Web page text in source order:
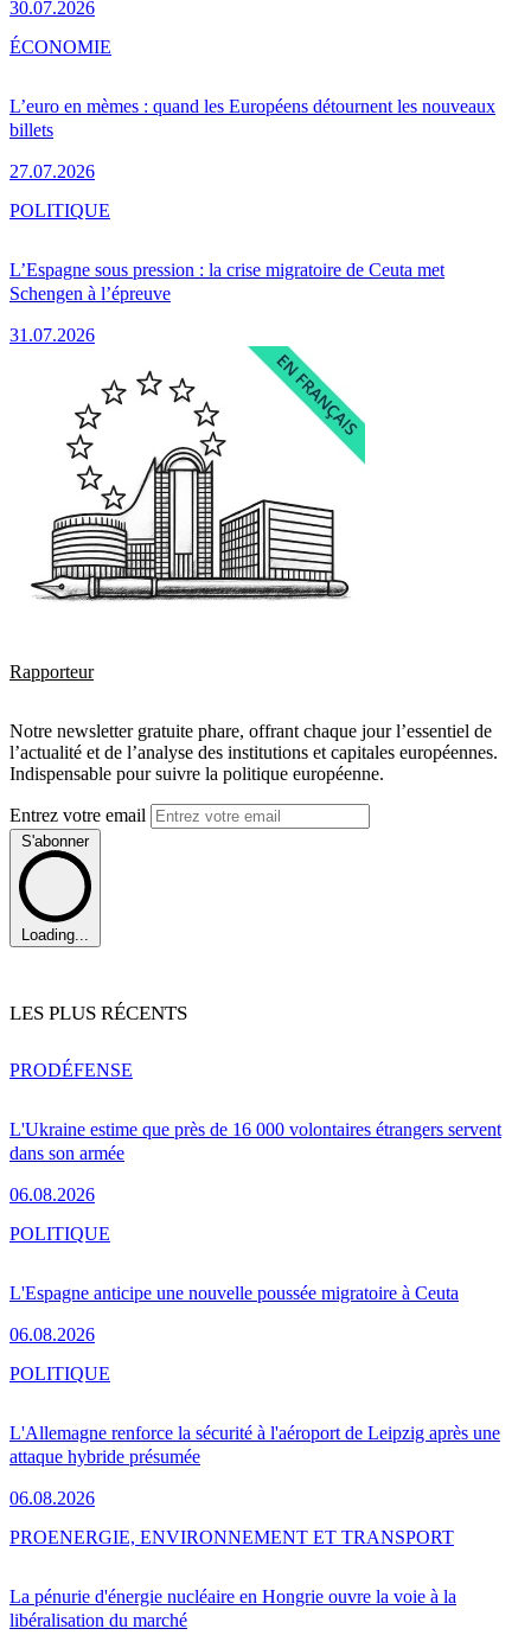
30.07.2026
L’euro en mèmes : quand les Européens détournent les nouveaux
billets
27.07.2026
ÉCONOMIE
L’Espagne sous pression : la crise migratoire de Ceuta met
Schengen à l’épreuve
31.07.2026
POLITIQUE
Rapporteur
Notre newsletter gratuite phare, offrant chaque jour l’essentiel de
l’actualité et de l’analyse des institutions et capitales européennes.
Indispensable pour suivre la politique européenne.
Entrez votre email
S'abonner
Loading...
LES PLUS RÉCENTS
L'Ukraine estime que près de 16 000 volontaires étrangers servent
dans son armée
06.08.2026
PRODÉFENSE
L'Espagne anticipe une nouvelle poussée migratoire à Ceuta
06.08.2026
POLITIQUE
L'Allemagne renforce la sécurité à l'aéroport de Leipzig après une
attaque hybride présumée
06.08.2026
POLITIQUE
La pénurie d'énergie nucléaire en Hongrie ouvre la voie à la
libéralisation du marché
PROENERGIE, ENVIRONNEMENT ET TRANSPORT